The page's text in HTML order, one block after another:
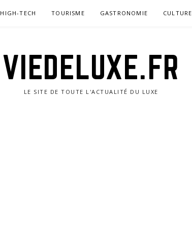
HIGH-TECH TOURISME GASTRONOMIE CULTURE
VIEDELUXE.FR
LE SITE DE TOUTE L'ACTUALITÉ DU LUXE